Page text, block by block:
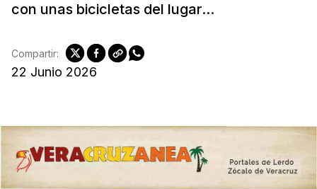
con unas bicicletas del lugar...
22 Junio 2026
Compartir: